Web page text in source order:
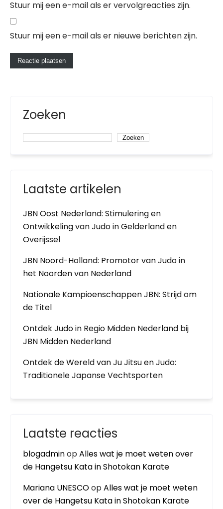
Stuur mij een e-mail als er vervolgreacties zijn.
Stuur mij een e-mail als er nieuwe berichten zijn.
Zoeken
Zoeken
Laatste artikelen
JBN Oost Nederland: Stimulering en
Ontwikkeling van Judo in Gelderland en
Overijssel
JBN Noord-Holland: Promotor van Judo in
het Noorden van Nederland
Nationale Kampioenschappen JBN: Strijd om
de Titel
Ontdek Judo in Regio Midden Nederland bij
JBN Midden Nederland
Ontdek de Wereld van Ju Jitsu en Judo:
Traditionele Japanse Vechtsporten
Laatste reacties
blogadminopAlles wat je moet weten over
de Hangetsu Kata in Shotokan Karate
Mariana UNESCOopAlles wat je moet weten
over de Hangetsu Kata in Shotokan Karate